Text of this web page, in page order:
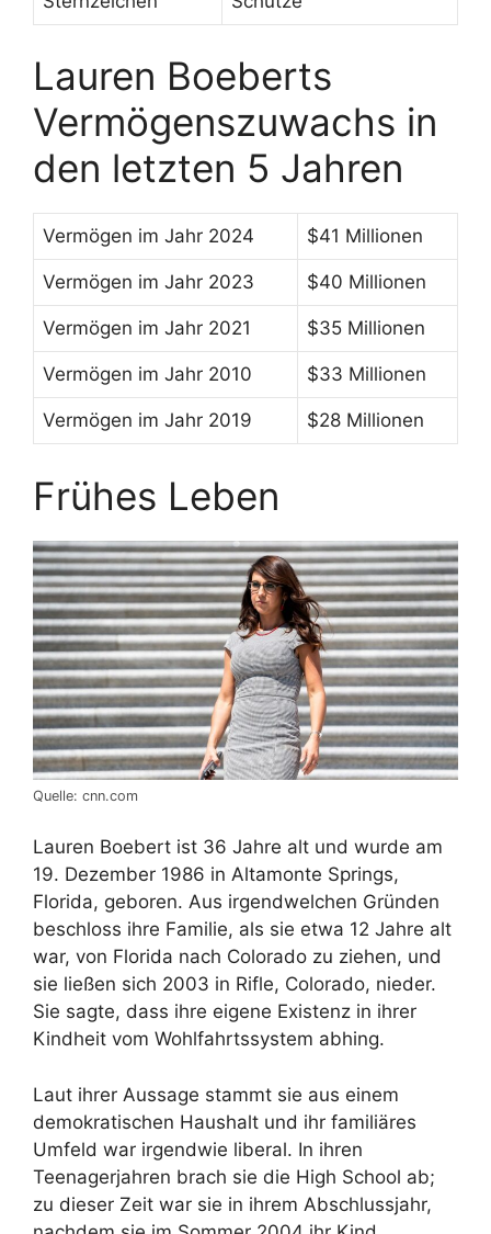
Lauren Boeberts
Vermögenszuwachs in
den letzten 5 Jahren
Vermögen im Jahr 2024 $41 Millionen
Vermögen im Jahr 2023 $40 Millionen
Vermögen im Jahr 2021 $35 Millionen
Vermögen im Jahr 2010 $33 Millionen
Vermögen im Jahr 2019 $28 Millionen
Frühes Leben
Quelle: cnn.com
Lauren Boebert ist 36 Jahre alt und wurde am
19. Dezember 1986 in Altamonte Springs,
Florida, geboren. Aus irgendwelchen Gründen
beschloss ihre Familie, als sie etwa 12 Jahre alt
war, von Florida nach Colorado zu ziehen, und
sie ließen sich 2003 in Rifle, Colorado, nieder.
Sie sagte, dass ihre eigene Existenz in ihrer
Kindheit vom Wohlfahrtssystem abhing.
Laut ihrer Aussage stammt sie aus einem
demokratischen Haushalt und ihr familiäres
Umfeld war irgendwie liberal. In ihren
Teenagerjahren brach sie die High School ab;
zu dieser Zeit war sie in ihrem Abschlussjahr,